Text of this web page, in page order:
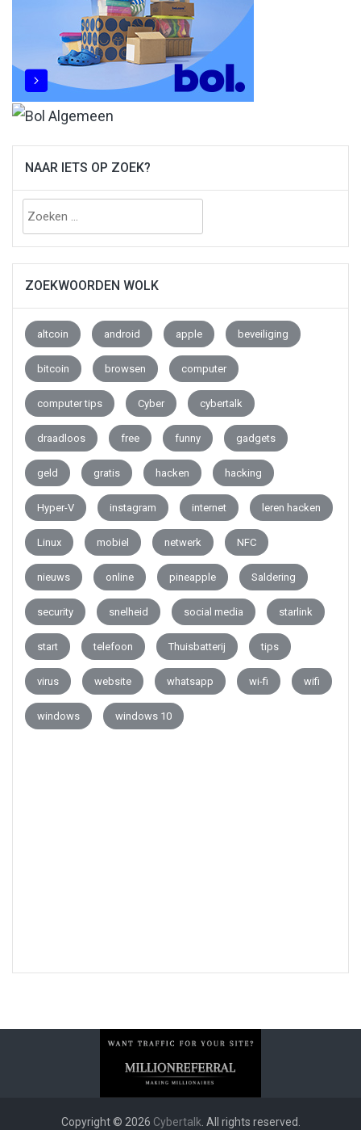
NAAR IETS OP ZOEK?
Zoeken
naar:
ZOEKWOORDEN WOLK
altcoin android apple beveiliging
bitcoin browsen computer
computer tips Cyber cybertalk
draadloos free funny gadgets
geld gratis hacken hacking
Hyper-V instagram internet leren hacken
Linux mobiel netwerk NFC
nieuws online pineapple Saldering
security snelheid social media starlink
start telefoon Thuisbatterij tips
virus website whatsapp wi-fi wifi
windows windows 10
Copyright © 2026 Cybertalk. All rights reserved.